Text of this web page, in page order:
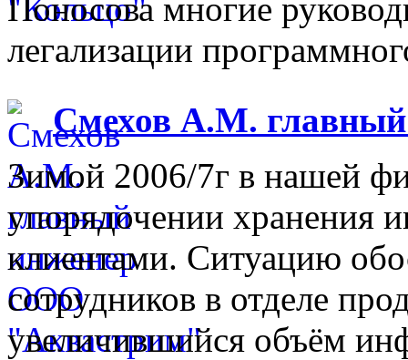
Поносова многие
легализации
Смехов А.М.
Зимой 2006/7г в нашей
упорядочении хранения
клиентами. Ситуацию
сотрудников в отделе
увеличившийся объём